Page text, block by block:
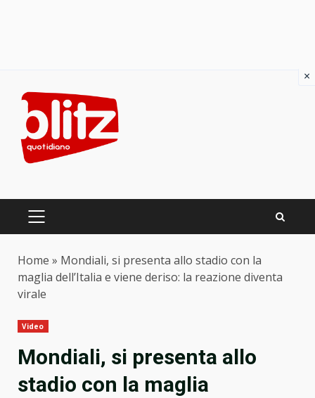
content
PRIMARY
Home » Mondiali, si presenta allo stadio con la
maglia dell’Italia e viene deriso: la reazione diventa
virale
Video
Mondiali, si presenta allo
stadio con la maglia
×